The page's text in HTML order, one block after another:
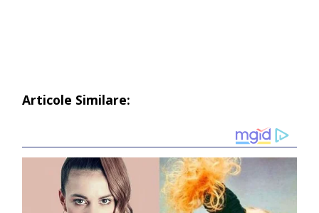
Articole Similare: